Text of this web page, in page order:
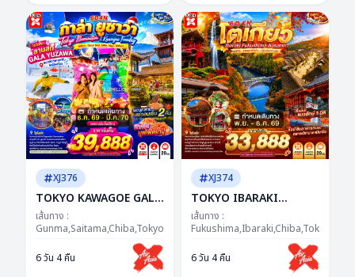
XJ376
TOKYO KAWAGOE GALA
YUZAWA ILUMINATION
FREEDAY NEW YEAR 6D
4N BY XJ "ซุปตาร์...GALA
จัดให้..ได้ฟีล...ได้รูป...ได้
เส้นทาง :
Gunma,Saitama,Chiba,Tokyo,Kanagawa,Yamanashi
6 วัน 4 คืน
XJ374
TOKYO IBARAKI
FUKUSHIMA AUTUMN
6D 4N BY XJ -- NOV -
DEC'26 -- ซุปตาร์...ธรรม
ชาติฮีลใจ...ญี่ปุ่นฮีลความ
เส้นทาง :
Fukushima,Ibaraki,Chiba,Tokyo
6 วัน 4 คืน